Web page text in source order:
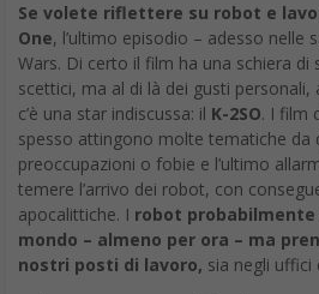
Se volete riflettere su robot e
One, l’ultimo episodio – adesso nelle
Wars. Di certo il film ha una schiera di
scettici, ma al di là dei gusti personali,
c’è una star indiscussa: il K-2SO. I film
spesso attingono molte tematiche da
preoccupazioni o fobie e l’ultimo
temere l’arrivo dei robot, con
apocalittiche. I robot
mondo – almeno per ora – ma
nostri posti di lavoro, sia negli uffici